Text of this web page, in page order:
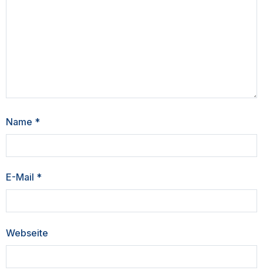
Name *
E-Mail *
Webseite